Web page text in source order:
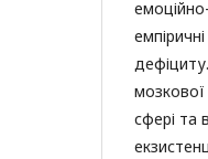
сфері та